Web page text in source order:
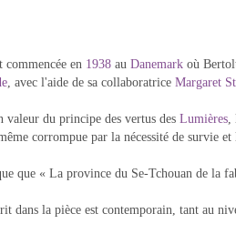
commencée en 1938 au Danemark où
, avec l'aide de sa collaboratrice Margaret
valeur du principe des vertus des Lumières,
corrompue par la nécessité de survie
que « La province du Se-Tchouan de la
dans la pièce est contemporain, tant au